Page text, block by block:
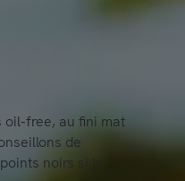
oil-free, au fini mat
de
noirs si la